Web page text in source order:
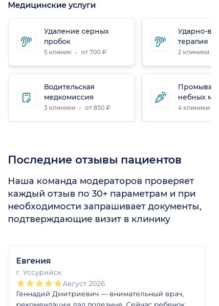
Медицинские услуги
Удаление серных
пробок
5 клиник от 700 ₽
Водительская
медкомиссия
3 клиники от 850 ₽
Ударно-
терапия
2 клиники
небных
4 клиники
Последние отзывы пациентов
Наша команда модераторов проверяет
каждый отзыв по 30+ параметрам и при
необходимости запрашивает документы,
подтверждающие визит в клинику
Евгения
г. Уссурийск
Август 2026
Геннадий Дмитриевич — внимательный врач,